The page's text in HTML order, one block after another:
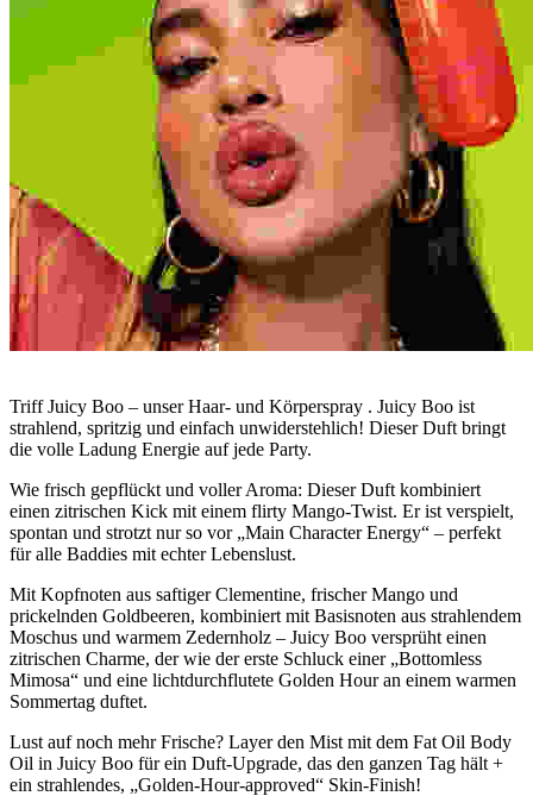
Triff Juicy Boo – unser Haar- und Körperspray . Juicy Boo ist
strahlend, spritzig und einfach unwiderstehlich! Dieser Duft bringt
die volle Ladung Energie auf jede Party.
Wie frisch gepflückt und voller Aroma: Dieser Duft kombiniert
einen zitrischen Kick mit einem flirty Mango-Twist. Er ist verspielt,
spontan und strotzt nur so vor „Main Character Energy“ – perfekt
für alle Baddies mit echter Lebenslust.
Mit Kopfnoten aus saftiger Clementine, frischer Mango und
prickelnden Goldbeeren, kombiniert mit Basisnoten aus strahlendem
Moschus und warmem Zedernholz – Juicy Boo versprüht einen
zitrischen Charme, der wie der erste Schluck einer „Bottomless
Mimosa“ und eine lichtdurchflutete Golden Hour an einem warmen
Sommertag duftet.
Lust auf noch mehr Frische? Layer den Mist mit dem Fat Oil Body
Oil in Juicy Boo für ein Duft-Upgrade, das den ganzen Tag hält +
ein strahlendes, „Golden-Hour-approved“ Skin-Finish!